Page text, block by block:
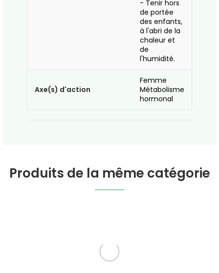
- Tenir hors
de portée
des enfants,
à l'abri de la
chaleur et
de
l'humidité.
Axe(s) d'action
Femme
Métabolisme
hormonal
Produits de la même catégorie